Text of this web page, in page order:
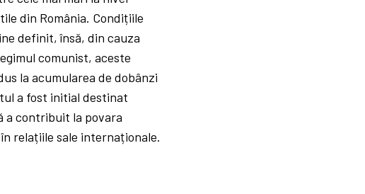
din România. Condițiile
definit, însă, din cauza
comunist, aceste
la acumularea de dobânzi
a fost initial destinat
a contribuit la povara
relațiile sale internaționale.